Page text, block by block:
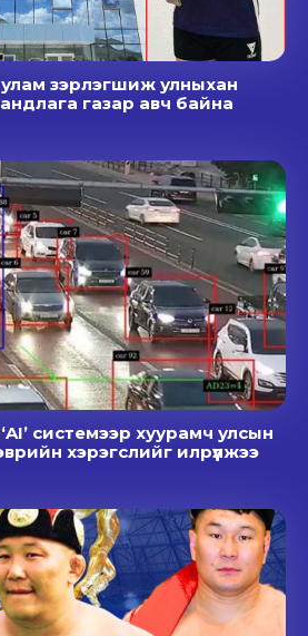
улам зэрлэгшиж улныхан
газар авч байна
системээр хуурамч улсын
хэрэгслийг илрүүлжээ